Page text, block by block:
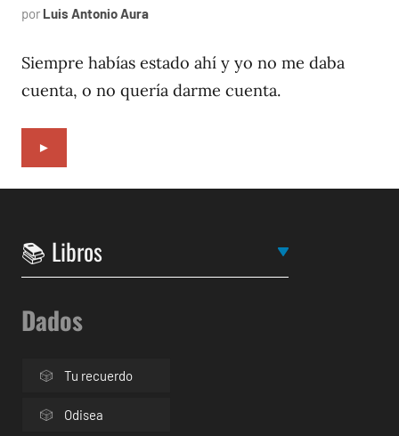
por Luis Antonio Aura
1996
Siempre habías estado ahí y yo no me daba
cuenta, o no quería darme cuenta.
►
Dados
Tu recuerdo
Odisea